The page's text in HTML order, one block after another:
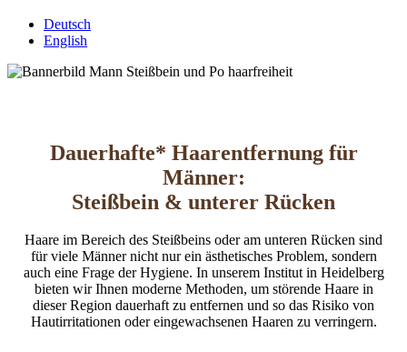
Deutsch
English
Dauerhafte* Haarentfernung für
Männer:
Steißbein & unterer Rücken
Haare im Bereich des Steißbeins oder am unteren Rücken sind
für viele Männer nicht nur ein ästhetisches Problem, sondern
auch eine Frage der Hygiene. In unserem Institut in Heidelberg
bieten wir Ihnen moderne Methoden, um störende Haare in
dieser Region dauerhaft zu entfernen und so das Risiko von
Hautirritationen oder eingewachsenen Haaren zu verringern.